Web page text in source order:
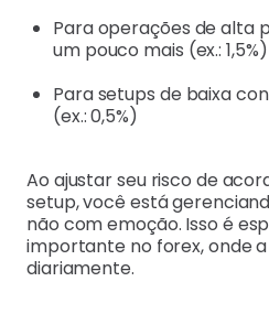
Para operações de alta
um pouco mais (ex.: 1,5%)
Para setups de baixa
(ex.: 0,5%)
Ao ajustar seu risco de
setup, você está
não com emoção. Isso é
importante no forex, onde
diariamente.